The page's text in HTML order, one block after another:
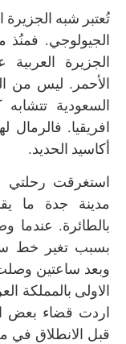
تُعتبر شبه الجزيرة
الجزيرة العربية
الأحمر. ليس من
السعودية
افريقيا. فالرمال
أكاسيد الحديد.
استغرقت رحلتي
مدينة جدة ما
بالطائرة. عندما
بسبب تغير خط
وبعد ساعتين
الاولى بالمملكة
اردت قضاء بعض
قبل الانطلاق